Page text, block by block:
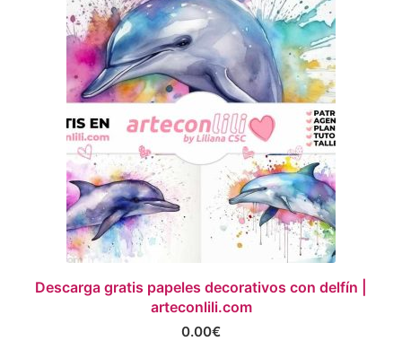
Descarga gratis papeles decorativos con delfín |
arteconlili.com
0.00€